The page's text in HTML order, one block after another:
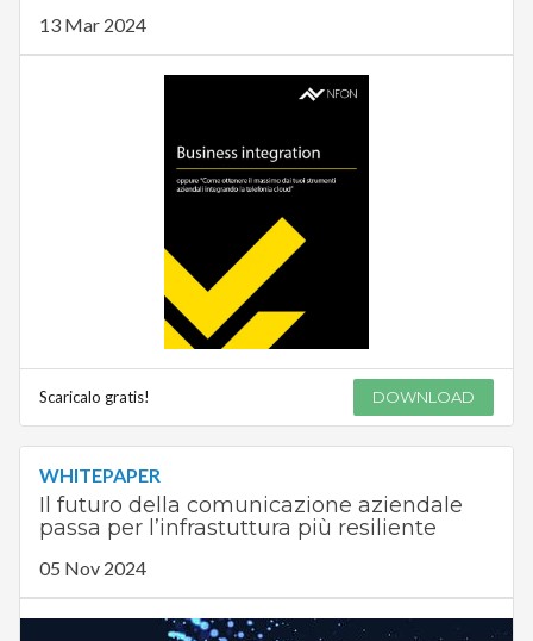
13 Mar 2024
Scaricalo gratis! DOWNLOAD
WHITEPAPER
Il futuro della comunicazione aziendale
passa per l’infrastuttura più resiliente
05 Nov 2024